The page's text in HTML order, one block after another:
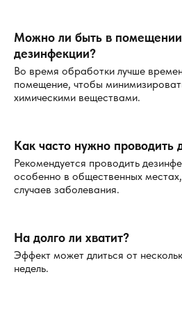
Можно ли быть в
дезинфекции?
Во время обработки лучше
помещение, чтобы
химическими веществами.
Как часто нужно проводить
Рекомендуется проводить
особенно в общественных
случаев заболевания.
На долго ли хватит?
Эффект может длиться от
недель.